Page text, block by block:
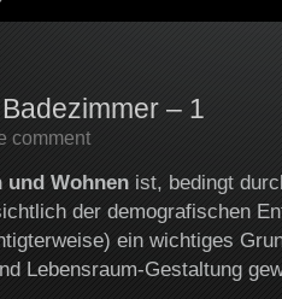
– 1
comment
und Wohnenist, bedingt
der demografischen
ein wichtiges
Lebensraum-Gestaltung